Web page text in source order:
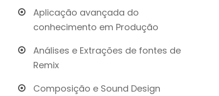
Aplicação avançada do
conhecimento em Produção
Análises e Extrações de fontes de
Remix
Composição e Sound Design